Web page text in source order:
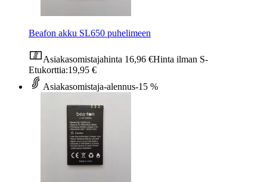
Beafon akku SL650 puhelimeen
Asiakasomistajahinta 16,96 €Hinta ilman S-
Etukorttia:19,95 €
Asiakasomistaja-alennus-15 %